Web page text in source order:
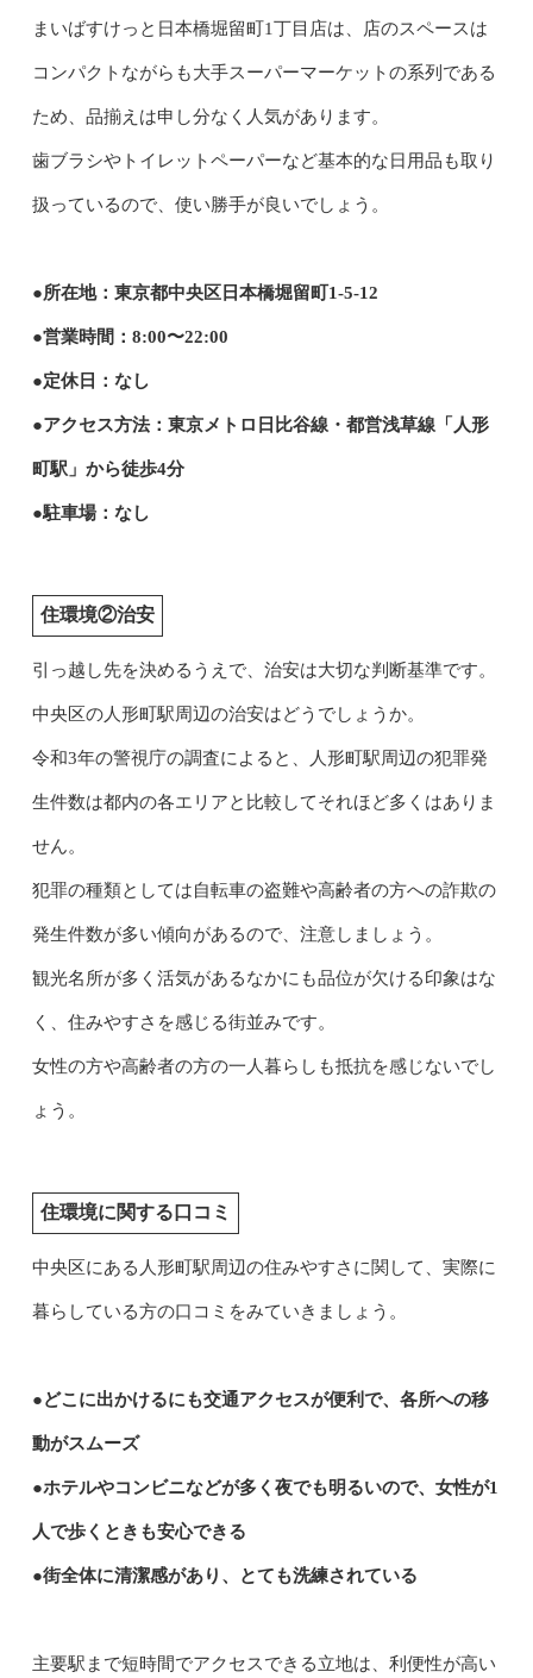
まいばすけっと日本橋堀留町1丁目店は、店のスペースは
コンパクトながらも大手スーパーマーケットの系列である
ため、品揃えは申し分なく人気があります。
歯ブラシやトイレットペーパーなど基本的な日用品も取り
扱っているので、使い勝手が良いでしょう。
●所在地：東京都中央区日本橋堀留町1-5-12
●営業時間：8:00〜22:00
●定休日：なし
●アクセス方法：東京メトロ日比谷線・都営浅草線「人形
町駅」から徒歩4分
●駐車場：なし
住環境②治安
引っ越し先を決めるうえで、治安は大切な判断基準です。
中央区の人形町駅周辺の治安はどうでしょうか。
令和3年の警視庁の調査によると、人形町駅周辺の犯罪発
生件数は都内の各エリアと比較してそれほど多くはありま
せん。
犯罪の種類としては自転車の盗難や高齢者の方への詐欺の
発生件数が多い傾向があるので、注意しましょう。
観光名所が多く活気があるなかにも品位が欠ける印象はな
く、住みやすさを感じる街並みです。
女性の方や高齢者の方の一人暮らしも抵抗を感じないでし
ょう。
住環境に関する口コミ
中央区にある人形町駅周辺の住みやすさに関して、実際に
暮らしている方の口コミをみていきましょう。
●どこに出かけるにも交通アクセスが便利で、各所への移
動がスムーズ
●ホテルやコンビニなどが多く夜でも明るいので、女性が1
人で歩くときも安心できる
●街全体に清潔感があり、とても洗練されている
主要駅まで短時間でアクセスできる立地は、利便性が高い